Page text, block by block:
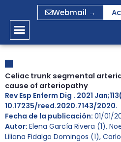
contenido
Webmail →
Celiac trunk segmental
cause of arteriopathy
Rev Esp Enferm Dig . 2021
10.17235/reed.2020.7143/2020.
Fecha de la publicación: 01/01/
Autor: Elena García Rivera (1),
Liliana Fidalgo Domingos (1),